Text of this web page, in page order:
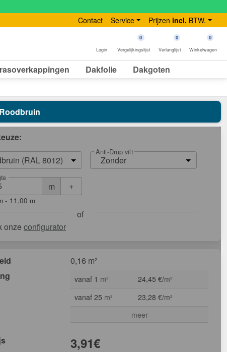
Contact Service Prijzen incl. BTW.
Login
0
Vergelijkingslijst
0
Verlanglijst
0
Winkelwagen
Dakfolie Dakgoten
(RAL 8012)
Anti-Drup vilt
Zonder
m +
- 11,00 m
of
onze configurator
0,16 m²
vanaf 1 m²
24,45 €/m²
vanaf 25 m²
23,28 €/m²
meer
3,91€